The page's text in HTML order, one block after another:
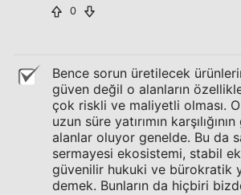
0
Bence sorun üretilecek
güven değil o alanların
çok riskli ve maliyetli olması.
uzun süre yatırımın
alanlar oluyor genelde. Bu da
sermayesi ekosistemi, stabil
güvenilir hukuki ve bürokratik
demek. Bunların da hiçbiri